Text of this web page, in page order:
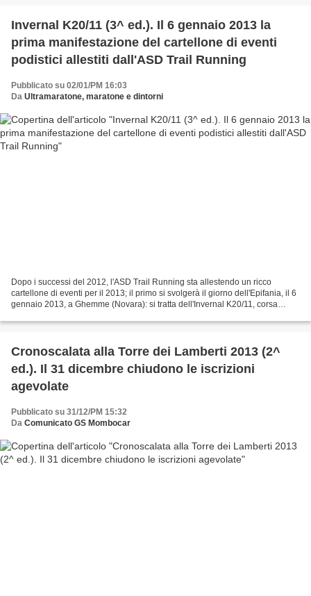
Invernal K20/11 (3^ ed.). Il 6 gennaio 2013 la
prima manifestazione del cartellone di eventi
podistici allestiti dall'ASD Trail Running
Pubblicato su 02/01/PM 16:03
Da Ultramaratone, maratone e dintorni
Dopo i successi del 2012, l'ASD Trail Running sta allestendo un ricco
cartellone di eventi per il 2013; il primo si svolgerà il giorno dell'Epifania, il 6
gennaio 2013, a Ghemme (Novara): si tratta dell'Invernal K20/11, corsa
Cronoscalata alla Torre dei Lamberti 2013 (2^
ed.). Il 31 dicembre chiudono le iscrizioni
agevolate
Pubblicato su 31/12/PM 15:32
Da Comunicato GS Mombocar